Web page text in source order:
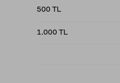
500 TL
1.000 TL